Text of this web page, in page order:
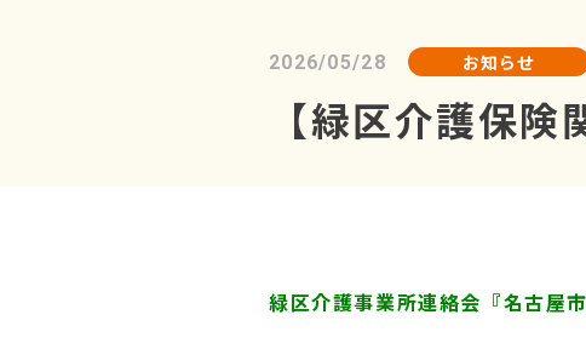
2026/05/28 お知らせ
【緑区介護保
緑区介護事業所連絡会『名古屋